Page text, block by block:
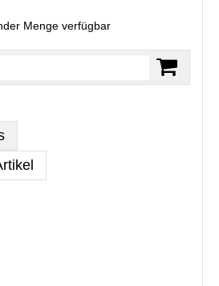
Menge verfügbar